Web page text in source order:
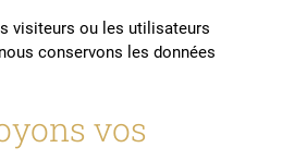
visiteurs ou les utilisateurs
conservons les données
vos